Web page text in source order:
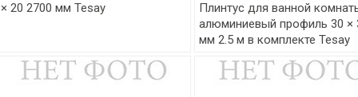
× 20 2700 мм Tesay
Плинтус для ванной
алюминиевый профиль 30 ×
мм 2.5 м в комплекте Tesay